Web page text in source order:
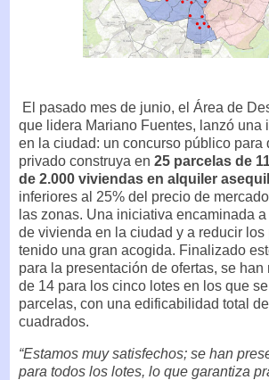
El pasado mes de junio, el Área de
que lidera Mariano Fuentes, lanzó una
en la ciudad: un concurso público para
privado construya en 25 parcelas de
de 2.000 viviendas en alquiler
inferiores al 25% del precio de
las zonas. Una iniciativa encaminada
de vivienda en la ciudad y a reducir los
tenido una gran acogida. Finalizado
para la presentación de ofertas, se han
de 14 para los cinco lotes en los que
parcelas, con una edificabilidad total
cuadrados.
“Estamos muy satisfechos; se han
para todos los lotes, lo que garantiza